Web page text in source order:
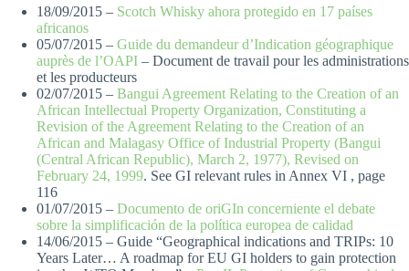
18/09/2015 – Scotch Whisky ahora protegido en 17 países
africanos
05/07/2015 – Guide du demandeur d’Indication géographique
auprès de l’OAPI – Document de travail pour les administrations
et les producteurs
02/07/2015 – Bangui Agreement Relating to the Creation of an
African Intellectual Property Organization, Constituting a
Revision of the Agreement Relating to the Creation of an
African and Malagasy Office of Industrial Property (Bangui
(Central African Republic), March 2, 1977), Revised on
February 24, 1999. See GI relevant rules in Annex VI , page
116
01/07/2015 – Documento de oriGIn concerniente el debate
sobre la simplificación de la política europea de calidad
14/06/2015 – Guide “Geographical indications and TRIPs: 10
Years Later… A roadmap for EU GI holders to gain protection